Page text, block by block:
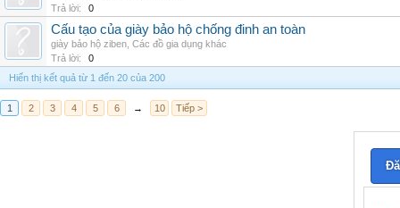
Trả lời:
0
Cấu tạo của giày bảo hộ chống đinh an toàn
giày bảo hộ ziben Các đồ gia dụng khác
Trả lời:
0
Hiển thị kết quả từ 1 đến 20 của 200
1 2 3 4 5 6 → 10 Tiếp >